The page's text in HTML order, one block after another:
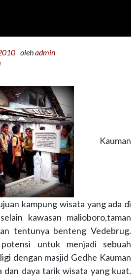
olehadmin
Kauman
kampung wisata yang ada di
kawasan malioboro,taman
tentunya benteng Vedebrug.
untuk menjadi sebuah
dengan masjid Gedhe Kauman
dan daya tarik wisata yang kuat.